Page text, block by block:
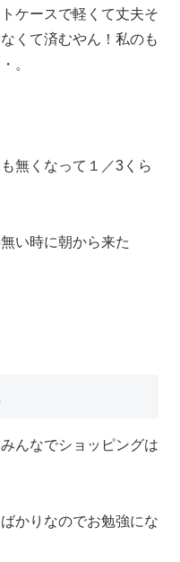
ケースで軽くて丈夫そ
くて済むやん！私のも
。
無くなって１／3くら
い時に朝から来た
んなでショッピングは
かりなのでお勉強にな